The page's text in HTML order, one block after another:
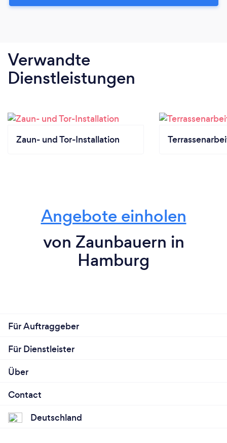
Verwandte
Dienstleistungen
Zaun- und Tor-Installation
Angebote einholen
von Zaunbauern in
Hamburg
Für Auftraggeber
Für Dienstleister
Über
Contact
Deutschland